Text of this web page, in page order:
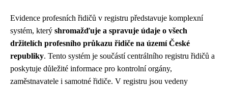
Evidence profesních řidičů v registru představuje komplexní
systém, který shromažďuje a spravuje údaje o všech
držitelích profesního průkazu řidiče na území České
republiky. Tento systém je součástí centrálního registru řidičů a
poskytuje důležité informace pro kontrolní orgány,
zaměstnavatele i samotné řidiče. V registru jsou vedeny